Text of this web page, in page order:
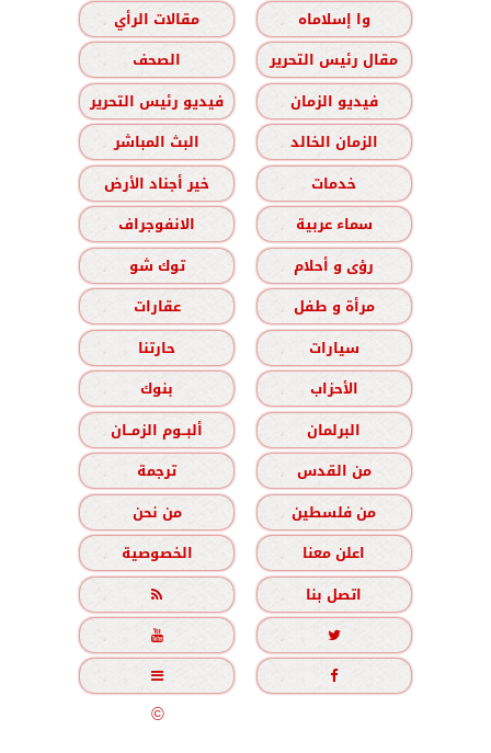
وا إسلاماه
مقالات الرأي
مقال رئيس التحرير
الصحف
فيديو الزمان
فيديو رئيس التحرير
الزمان الخالد
البث المباشر
خدمات
خير أجناد الأرض
سماء عربية
الانفوجراف
رؤى و أحلام
توك شو
مرأة و طفل
عقارات
سيارات
حارتنا
الأحزاب
بنوك
البرلمان
ألبــوم الزمــان
من القدس
ترجمة
من فلسطين
من نحن
اعلن معنا
الخصوصية
اتصل بنا





جميع الحقوق محفوظة©